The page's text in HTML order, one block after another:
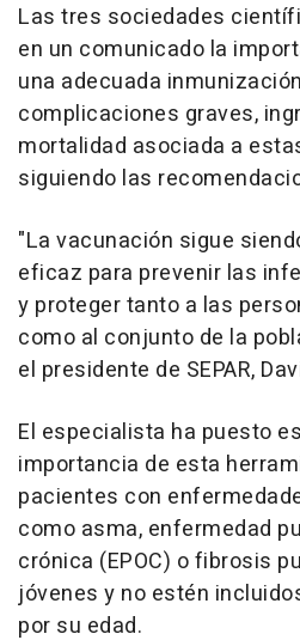
Las tres sociedades
en un comunicado la
una adecuada
complicaciones graves,
mortalidad asociada a
siguiendo las
"La vacunación sigue
eficaz para prevenir las
y proteger tanto a las
como al conjunto de la
el presidente de SEPAR,
El especialista ha puesto
importancia de esta
pacientes con
como asma, enfermedad
crónica (EPOC) o fibrosis
jóvenes y no estén
por su edad.